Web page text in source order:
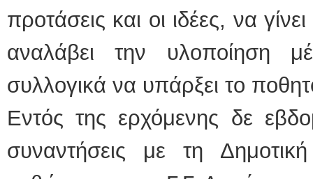
προτάσεις και οι ιδέες, να
αναλάβει την υλοποίηση
συλλογικά να υπάρξει το
Εντός της ερχόμενης δε
συναντήσεις με τη